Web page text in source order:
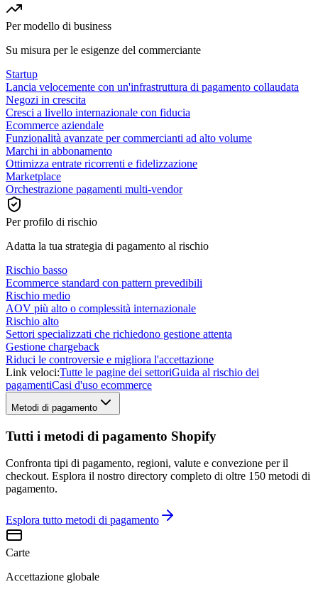
Per modello di business
Su misura per le esigenze del commerciante
Startup
Lancia velocemente con un'infrastruttura di pagamento collaudata
Negozi in crescita
Cresci a livello internazionale con fiducia
Ecommerce aziendale
Funzionalità avanzate per commercianti ad alto volume
Marchi in abbonamento
Ottimizza entrate ricorrenti e fidelizzazione
Marketplace
Orchestrazione pagamenti multi-vendor
Per profilo di rischio
Adatta la tua strategia di pagamento al rischio
Rischio basso
Ecommerce standard con pattern prevedibili
Rischio medio
AOV più alto o complessità internazionale
Rischio alto
Settori specializzati che richiedono gestione attenta
Gestione chargeback
Riduci le controversie e migliora l'accettazione
Link veloci:Tutte le pagine dei settoriGuida al rischio dei
pagamentiCasi d'uso ecommerce
Metodi di pagamento
Tutti i metodi di pagamento Shopify
Confronta tipi di pagamento, regioni, valute e convezione per il
checkout. Esplora il nostro directory completo di oltre 150 metodi di
pagamento.
Esplora tutto metodi di pagamento
Carte
Accettazione globale